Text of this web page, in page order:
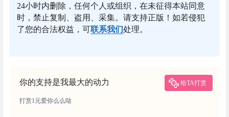
24小时内删除，任何个人或组织，在未征得本站同意
时，禁止复制、盗用、采集。请支持正版！如若侵犯
了您的合法权益，可联系我们处理。
你的支持是我最大的动力 给TA打赏
打赏1元爱你么么哒